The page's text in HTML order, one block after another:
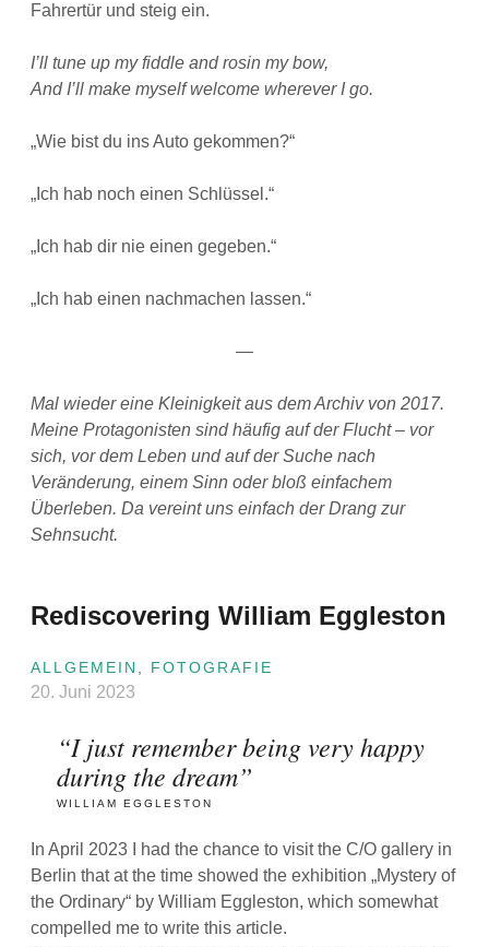
Fahrertür und steig ein.
I’ll tune up my fiddle and rosin my bow,
And I’ll make myself welcome wherever I go.
„Wie bist du ins Auto gekommen?“
„Ich hab noch einen Schlüssel.“
„Ich hab dir nie einen gegeben.“
„Ich hab einen nachmachen lassen.“
—
Mal wieder eine Kleinigkeit aus dem Archiv von 2017.
Meine Protagonisten sind häufig auf der Flucht – vor
sich, vor dem Leben und auf der Suche nach
Veränderung, einem Sinn oder bloß einfachem
Überleben. Da vereint uns einfach der Drang zur
Sehnsucht.
Rediscovering William Eggleston
ALLGEMEIN FOTOGRAFIE
20. Juni 2023
“I just remember being very happy
during the dream”
WILLIAM EGGLESTON
In April 2023 I had the chance to visit the C/O gallery in
Berlin that at the time showed the exhibition „Mystery of
the Ordinary“ by William Eggleston, which somewhat
compelled me to write this article.